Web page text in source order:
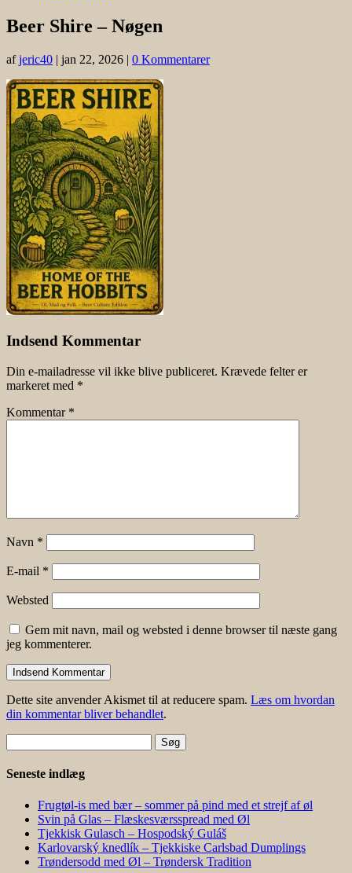
Beer Shire – Nøgen
afjeric40 | jan 22, 2026 | 0 Kommentarer
Indsend Kommentar
Din e-mailadresse vil ikke blive publiceret. Krævede felter er
markeret med *
Kommentar *
Navn *
E-mail *
Websted
Gem mit navn, mail og websted i denne browser til næste gang
jeg kommenterer.
Dette site anvender Akismet til at reducere spam. Læs om hvordan
din kommentar bliver behandlet.
efter:
Seneste indlæg
Frugtøl-is med bær – sommer på pind med et strejf af øl
Svin på Glas – Flæskesværsspread med Øl
Tjekkisk Gulasch – Hospodský Guláš
Karlovarský knedlík – Tjekkiske Carlsbad Dumplings
Trøndersodd med Øl – Trøndersk Tradition